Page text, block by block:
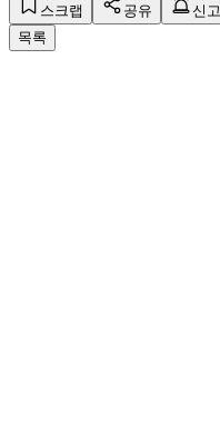
스크랩 공유
신고
목록